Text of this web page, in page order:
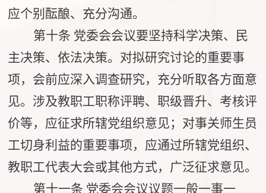
应个别酝酿、充分沟通。
第十条 党委会会议要坚持科学决策、民
主决策、依法决策。对拟研究讨论的重要事
项，会前应深入调查研究，充分听取各方面意
见。涉及教职工职称评聘、职级晋升、考核评
价等，应征求所辖党组织意见；对事关师生员
工切身利益的重要事项，应通过所辖党组织、
教职工代表大会或其他方式，广泛征求意见。
第十一条 党委会会议议题一般一事一